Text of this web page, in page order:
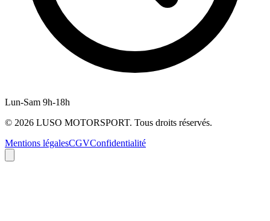
Lun-Sam 9h-18h
© 2026 LUSO MOTORSPORT. Tous droits réservés.
Mentions légalesCGVConfidentialité